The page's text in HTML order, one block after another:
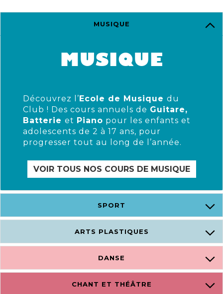
MUSIQUE
MUSIQUE
Découvrez l’Ecole de Musique du
Club ! Des cours annuels de Guitare,
Batterie et Piano pour les enfants et
adolescents de 2 à 17 ans, pour
progresser tout au long de l’année.
VOIR TOUS NOS COURS DE MUSIQUE
SPORT
ARTS PLASTIQUES
DANSE
CHANT ET THÉÂTRE